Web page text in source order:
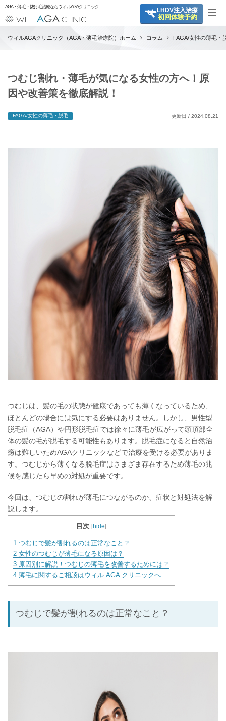
AGA・薄毛・抜け毛治療ならウィルAGAクリニック LHDV注入治療
初回体験予約
ウィルAGAクリニック（AGA・薄毛治療院）ホーム コラム FAGA/女性の薄毛・
つむじ割れ・薄毛が気になる女性の方へ！原
因や改善策を徹底解説！
FAGA/女性の薄毛・脱毛 更新日 / 2024.08.21
つむじは、髪の毛の状態が健康であっても薄くなっているため、
ほとんどの場合には気にする必要はありません。しかし、男性型
脱毛症（AGA）や円形脱毛症では徐々に薄毛が広がって頭頂部全
体の髪の毛が脱毛する可能性もあります。脱毛症になると自然治
癒は難しいためAGAクリニックなどで治療を受ける必要がありま
す。つむじから薄くなる脱毛症はさまざま存在するため薄毛の兆
候を感じたら早めの対処が重要です。
今回は、つむじの割れが薄毛につながるのか、症状と対処法を解
説します。
目次 [hide]
1 つむじで髪が割れるのは正常なこと？
2 女性のつむじが薄毛になる原因は？
3 原因別に解説！つむじの薄毛を改善するためには？
4 薄毛に関するご相談はウィル AGA クリニックへ
つむじで髪が割れるのは正常なこと？